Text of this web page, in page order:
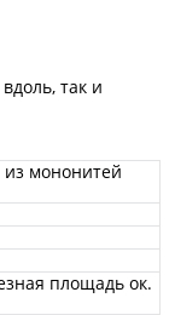
так и
из мононитей
площадь ок.